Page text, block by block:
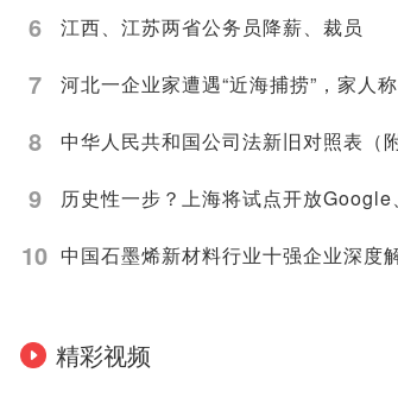
6 江西、江苏两省公务员降薪、裁员
7
8
9
10
精彩视频